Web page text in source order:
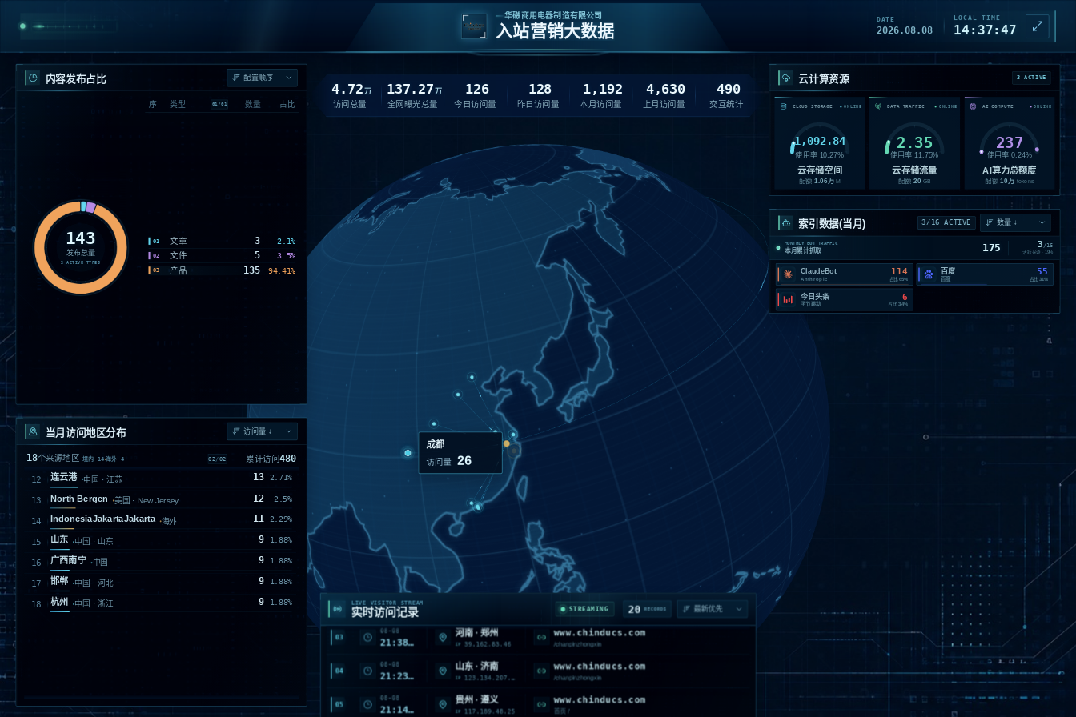
华磁商用电器制造有限公司
入站营销大数据
DATE
2026.08.08
LOCAL TIME
14:37:49
广州
访问量
内容发布占比
143
发布总量
3 ACTIVE TYPES
序 类型 01 /01 数量 占比
01 文章 3 2.1%
02 文件 5 3.5%
03 产品 135 94.41%
当月访问地区分布
18个来源地区 境内 14 海外 4 01/02 累计访问480
Monrovia
阳泉 中国 · 山西 101 21.04%
北京 中国 37 7.71%
上海 中国 27 5.63%
成都 中国 · 四川 26 5.42%
广州 中国 · 广东 21 4.38%
深圳 中国 · 广东 21 4.38%
4.72万
访问总量
137.27 万
全网曝光总量
126
今日访问量
128
昨日访问量
1,192
本月访问量
4,630
上月访问量
490
交互统计
云计算资源 3 ACTIVE
CLOUD STORAGE ONLINE
1,092.84
使用率 10.27%
云存储空间
配额 1.06万 M
DATA TRAFFIC ONLINE
2.35
使用率 11.75%
云存储流量
配额 20 GB
AI COMPUTE ONLINE
237
使用率0.24%
AI算力总额度
配额 10万 tokens
索引数据(当月) 3/16 ACTIVE
MONTHLY BOT TRAFFIC
本月累计抓取 175 3 /16
活跃来源 · 19%
ClaudeBot
Anthropic
114
占比65%
百度
百度
55
占比31%
今日头条
字节跳动
6
占比3.4%
LIVE VISITOR STREAM
实时访问记录 STREAMING 20 RECORDS
08-08
IP 首页 /
08-08 www.chinducs.com
/sitemap.xml
08-08
21:38:45
www.chinducs.com
08-08 山东 · 济南 www.chinducs.com
08-08 贵州 · 遵义 www.chinducs.com
08-08 北京 www.chinducs.com